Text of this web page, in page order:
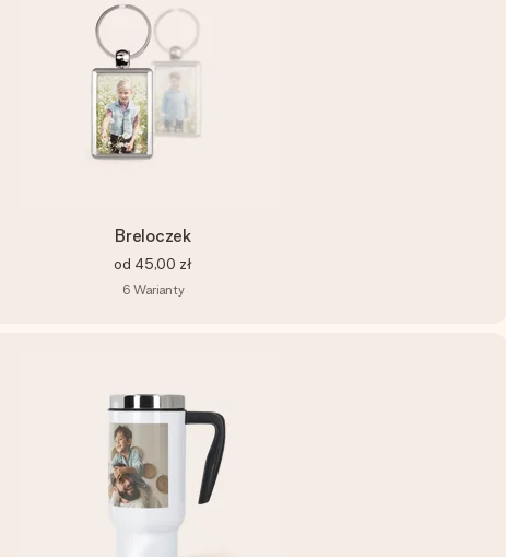
Breloczek
od 45,00 zł
6 Warianty